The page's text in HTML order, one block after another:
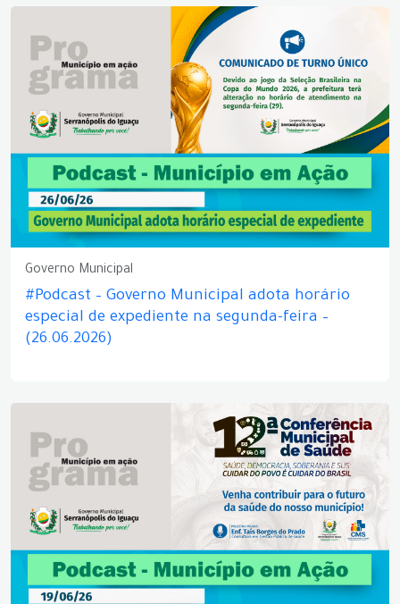
Governo Municipal
#Podcast – Governo Municipal adota horário
especial de expediente na segunda-feira –
(26.06.2026)